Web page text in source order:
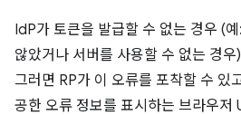
IdP가 토큰을 발급할 수 없는 경우 (
않았거나 서버를 사용할 수 없는 경
그러면 RP가 이 오류를 포착할 수 있
공한 오류 정보를 표시하는 브라우저